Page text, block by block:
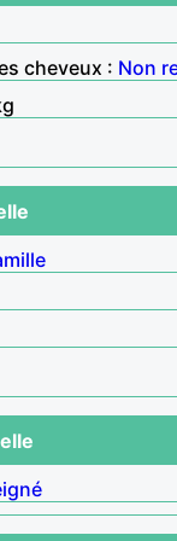
cheveux : Non